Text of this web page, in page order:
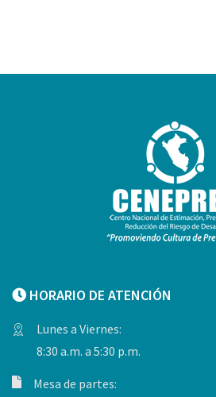
HORARIO DE ATENCIÓN
Lunes a Viernes:
8:30 a.m. a 5:30 p.m.
Mesa de partes: